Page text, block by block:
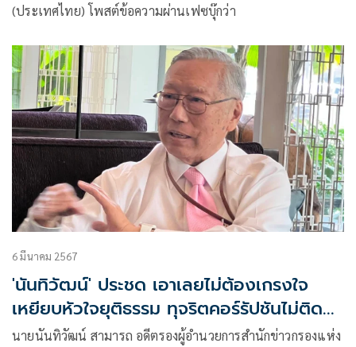
(ประเทศไทย) โพสต์ข้อความผ่านเฟซบุ๊กว่า
6 มีนาคม 2567
'นันทิวัฒน์' ประชด เอาเลยไม่ต้องเกรงใจ
เหยียบหัวใจยุติธรรม ทุจริตคอร์รัปชันไม่ติด
คุก
นายนันทิวัฒน์ สามารถ อดีตรองผู้อำนวยการสำนักข่าวกรองแห่ง